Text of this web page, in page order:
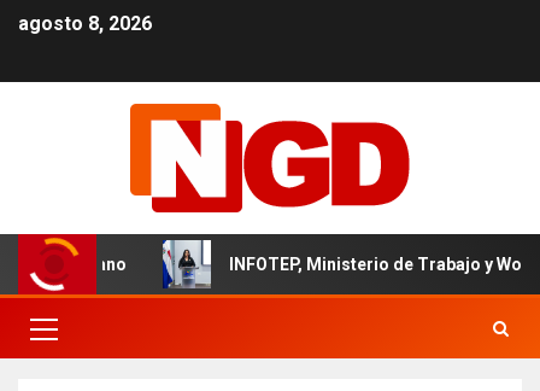
agosto 8, 2026
INFOTEP, Ministerio de Trabajo y World